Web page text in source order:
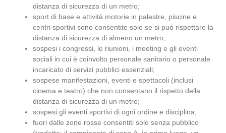
distanza di sicurezza di un metro;
sport di base e attività motorie in palestre, piscine e
centri sportivi sono consentite solo se si può rispettare la
distanza di sicurezza di almeno un metro;
sospesi i congressi, le riunioni, i meeting e gli eventi
sociali in cui è coinvolto personale sanitario o personale
incaricato di servizi pubblici essenziali;
sospese manifestazioni, eventi e spettacoli (inclusi
cinema e teatro) che non consentano il rispetto della
distanza di sicurezza di un metro;
sospesi gli eventi sportivi di ogni ordine e disciplina;
fuori dalle zone rosse consentiti solo senza pubblico